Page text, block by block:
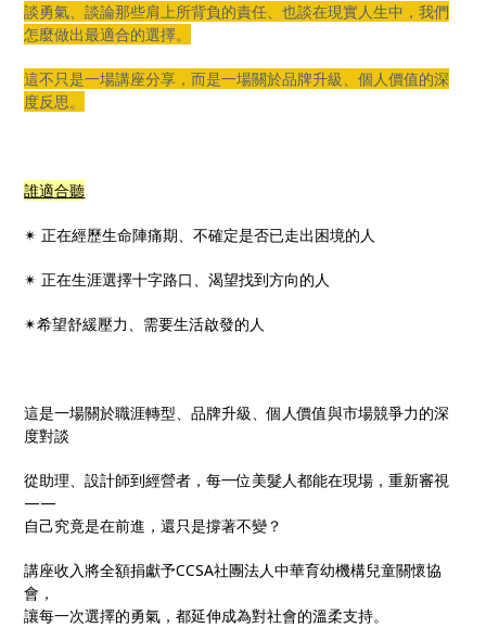
談勇氣、談論那些肩上所背負的責任、也談在現實人生中，我們
怎麼做出最適合的選擇。
這不只是一場講座分享，而是一場關於品牌升級、個人價值的深
度反思。
誰適合聽
✴︎ 正在經歷生命陣痛期、不確定是否已走出困境的人
✴︎ 正在生涯選擇十字路口、渴望找到方向的人
✴︎希望舒緩壓力、需要生活啟發的人
這是一場關於職涯轉型、品牌升級、個人價值與市場競爭力的深
度對談
從助理、設計師到經營者，每一位美髮人都能在現場，重新審視
——
自己究竟是在前進，還只是撐著不變？
講座收入將全額捐獻予CCSA社團法人中華育幼機構兒童關懷協
會，
讓每一次選擇的勇氣，都延伸成為對社會的溫柔支持。